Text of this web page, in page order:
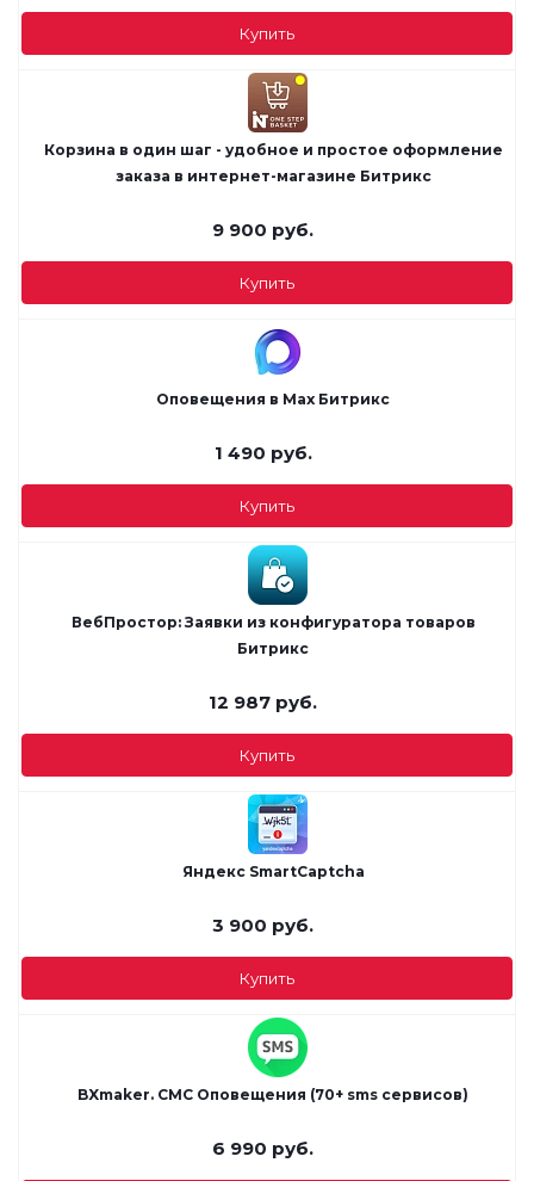
Купить
Корзина в один шаг - удобное и простое оформление
заказа в интернет-магазине Битрикс
9 900 руб.
Купить
Оповещения в Max Битрикс
1 490 руб.
Купить
ВебПростор: Заявки из конфигуратора товаров
Битрикс
12 987 руб.
Купить
Яндекс SmartCaptcha
3 900 руб.
Купить
BXmaker. СМС Оповещения (70+ sms сервисов)
6 990 руб.